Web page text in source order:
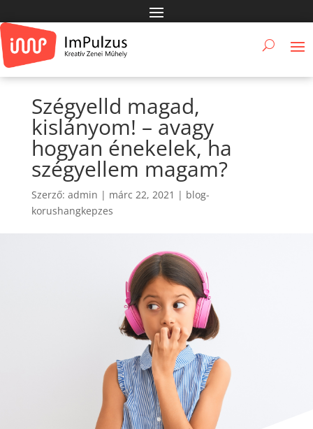
Szégyelld magad,
kislányom! – avagy
hogyan énekelek, ha
szégyellem magam?
Szerző: admin | márc 22, 2021 | blog-
korushangkepzes